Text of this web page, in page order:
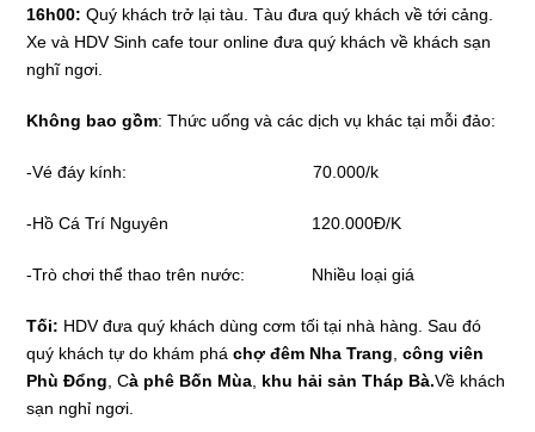
16h00: Quý khách trở lại tàu. Tàu đưa quý khách về tới cảng.
Xe và HDV Sinh cafe tour online đưa quý khách về khách sạn
nghĩ ngơi.
Không bao gồm: Thức uống và các dịch vụ khác tại mỗi đảo:
-Vé đáy kính: 70.000/k
-Hồ Cá Trí Nguyên 120.000Đ/K
-Trò chơi thể thao trên nước: Nhiều loại giá
Tối: HDV đưa quý khách dùng cơm tối tại nhà hàng. Sau đó
quý khách tự do khám pháchợ đêm Nha Trang ,công viên
Phù Đổng , Cà phê Bốn Mùa khu hải sản Tháp Bà.Về khách
sạn nghỉ ngơi.